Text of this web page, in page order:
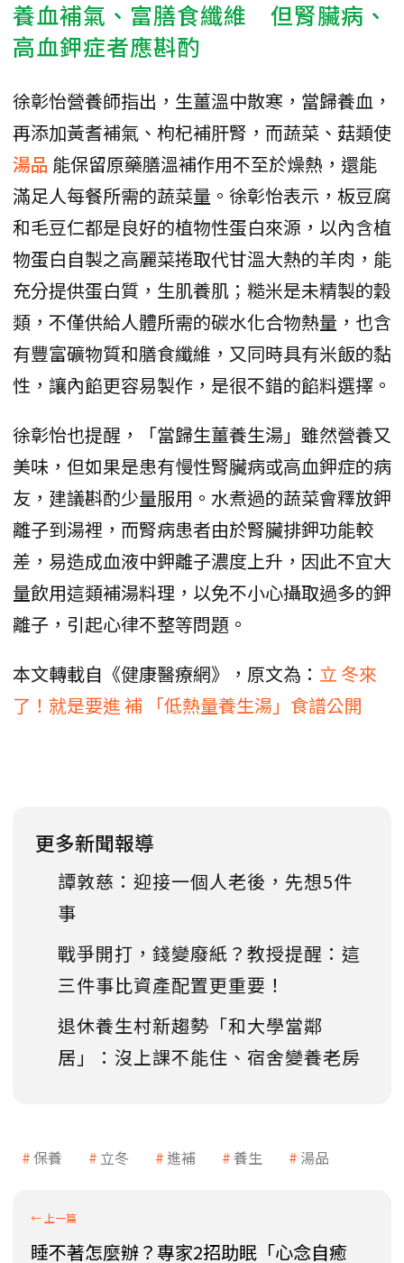
養血補氣、富膳食纖維 但腎臟病、
高血鉀症者應斟酌
徐彰怡營養師指出，生薑溫中散寒，當歸養血，
再添加黃耆補氣、枸杞補肝腎，而蔬菜、菇類使
湯品 能保留原藥膳溫補作用不至於燥熱，還能
滿足人每餐所需的蔬菜量。徐彰怡表示，板豆腐
和毛豆仁都是良好的植物性蛋白來源，以內含植
物蛋白自製之高麗菜捲取代甘溫大熱的羊肉，能
充分提供蛋白質，生肌養肌；糙米是未精製的穀
類，不僅供給人體所需的碳水化合物熱量，也含
有豐富礦物質和膳食纖維，又同時具有米飯的黏
性，讓內餡更容易製作，是很不錯的餡料選擇。
徐彰怡也提醒，「當歸生薑養生湯」雖然營養又
美味，但如果是患有慢性腎臟病或高血鉀症的病
友，建議斟酌少量服用。水煮過的蔬菜會釋放鉀
離子到湯裡，而腎病患者由於腎臟排鉀功能較
差，易造成血液中鉀離子濃度上升，因此不宜大
量飲用這類補湯料理，以免不小心攝取過多的鉀
離子，引起心律不整等問題。
本文轉載自《健康醫療網》，原文為： 立 冬來
了！就是要進 補 「低熱量養生湯」食譜公開
更多新聞報導
譚敦慈：迎接一個人老後，先想5件
事
戰爭開打，錢變廢紙？教授提醒：這
三件事比資產配置更重要！
退休養生村新趨勢「和大學當鄰
居」：沒上課不能住、宿舍變養老房
保養 立冬 進補 養生 湯品
睡不著怎麼辦？專家2招助眠「心念自癒